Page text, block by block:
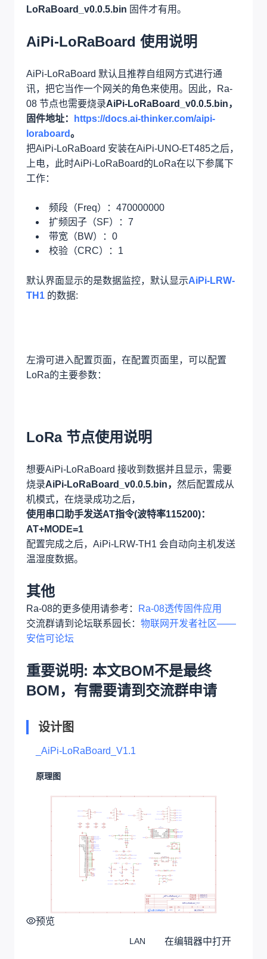
LoRaBoard_v0.0.5.bin 固件才有用。
AiPi-LoRaBoard 使用说明
AiPi-LoRaBoard 默认且推荐自组网方式进行通
讯，把它当作一个网关的角色来使用。因此，Ra-
08 节点也需要烧录AiPi-LoRaBoard_v0.0.5.bin，
固件地址：
https://docs.ai-thinker.com/aipi-
loraboard。
把AiPi-LoRaBoard 安装在AiPi-UNO-ET485之后，
上电，此时AiPi-LoRaBoard的LoRa在以下参属下
工作：
频段（Freq）：470000000
扩频因子（SF）：7
带宽（BW）：0
校验（CRC）：1
默认界面显示的是数据监控，默认显示AiPi-LRW-
TH1 的数据:
左滑可进入配置页面，在配置页面里，可以配置
LoRa的主要参数：
LoRa 节点使用说明
想要AiPi-LoRaBoard 接收到数据并且显示，需要
烧录AiPi-LoRaBoard_v0.0.5.bin， 然后配置成从
机模式，在烧录成功之后，
使用串口助手发送AT指令(波特率115200)：
AT+MODE=1
配置完成之后，AiPi-LRW-TH1 会自动向主机发送
温湿度数据。
其他
Ra-08的更多使用请参考：
Ra-08透传固件应用
交流群请到论坛联系园长： 物联网开发者社区——
安信可论坛
重要说明: 本文BOM不是最终
BOM，有需要请到交流群申请
设计图
_AiPi-LoRaBoard_V1.1
原理图
预览
LAN 在编辑器中打开